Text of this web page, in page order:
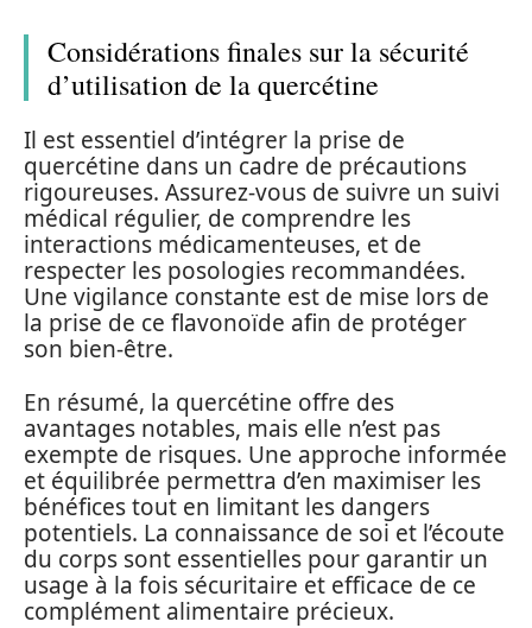
Considérations finales sur la sécurité
d’utilisation de la quercétine
Il est essentiel d’intégrer la prise de
quercétine dans un cadre de précautions
rigoureuses. Assurez-vous de suivre un suivi
médical régulier, de comprendre les
interactions médicamenteuses, et de
respecter les posologies recommandées.
Une vigilance constante est de mise lors de
la prise de ce flavonoïde afin de protéger
son bien-être.
En résumé, la quercétine offre des
avantages notables, mais elle n’est pas
exempte de risques. Une approche informée
et équilibrée permettra d’en maximiser les
bénéfices tout en limitant les dangers
potentiels. La connaissance de soi et l’écoute
du corps sont essentielles pour garantir un
usage à la fois sécuritaire et efficace de ce
complément alimentaire précieux.